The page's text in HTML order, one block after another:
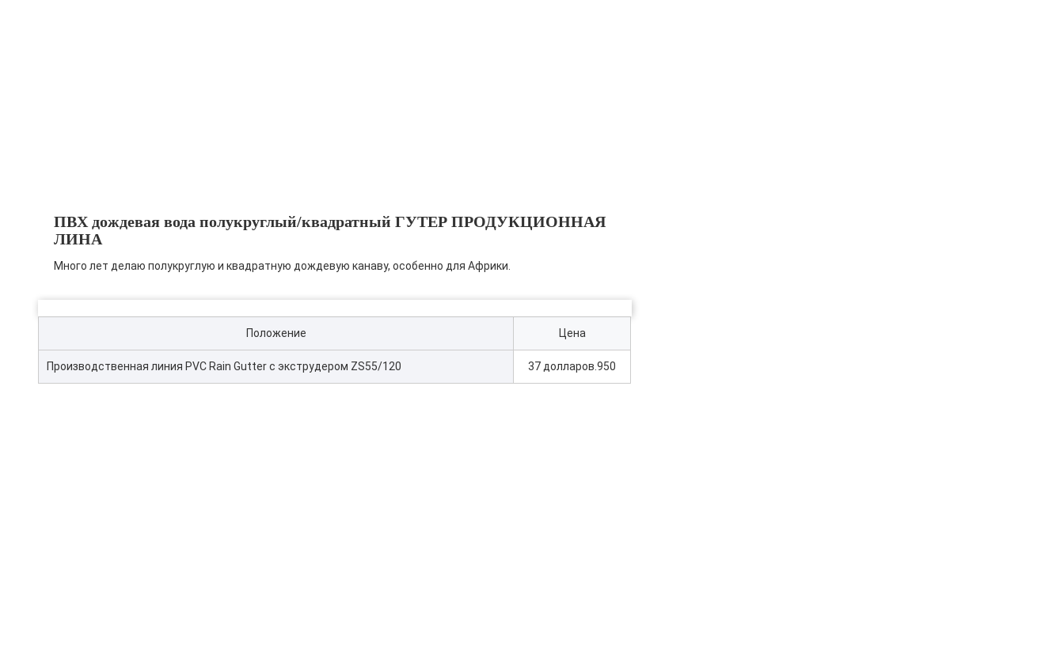
ПВХ дождевая вода полукруглый/квадратный ГУТЕР ПРОДУКЦИОННАЯ
ЛИНА
Много лет делаю полукруглую и квадратную дождевую канаву, особенно для Африки.
Положение Цена
Производственная линия PVC Rain Gutter с экструдером ZS55/120 37 долларов.950